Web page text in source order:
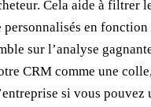
Cela aide à filtrer
en
sur l’analyse
CRM comme une
si vous